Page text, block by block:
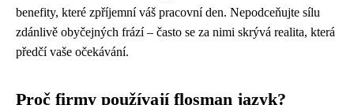
benefity, které zpříjemní váš pracovní den. Nepodceňujte sílu
zdánlivě obyčejných frází – často se za nimi skrývá realita, která
předčí vaše očekávání.
Proč firmy používají flosman jazyk?